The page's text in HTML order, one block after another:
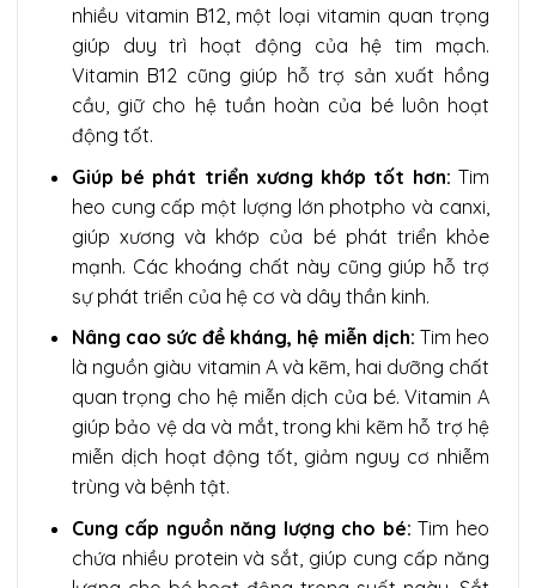
nhiều vitamin B12, một loại vitamin quan trọng
giúp duy trì hoạt động của hệ tim mạch.
Vitamin B12 cũng giúp hỗ trợ sản xuất hồng
cầu, giữ cho hệ tuần hoàn của bé luôn hoạt
động tốt.
Giúp bé phát triển xương khớp tốt hơn: Tim
heo cung cấp một lượng lớn photpho và canxi,
giúp xương và khớp của bé phát triển khỏe
mạnh. Các khoáng chất này cũng giúp hỗ trợ
sự phát triển của hệ cơ và dây thần kinh.
Nâng cao sức đề kháng, hệ miễn dịch: Tim heo
là nguồn giàu vitamin A và kẽm, hai dưỡng chất
quan trọng cho hệ miễn dịch của bé. Vitamin A
giúp bảo vệ da và mắt, trong khi kẽm hỗ trợ hệ
miễn dịch hoạt động tốt, giảm nguy cơ nhiễm
trùng và bệnh tật.
Cung cấp nguồn năng lượng cho bé: Tim heo
chứa nhiều protein và sắt, giúp cung cấp năng